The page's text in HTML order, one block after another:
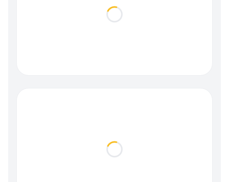
Loading...
Loading...